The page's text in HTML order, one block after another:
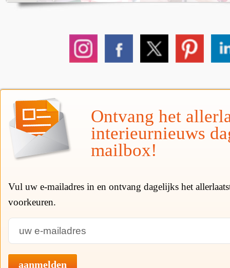
Ontvang het
interieurnieuws
mailbox!
Vul uw e-mailadres in en ontvang dagelijks het
voorkeuren.
aanmelden